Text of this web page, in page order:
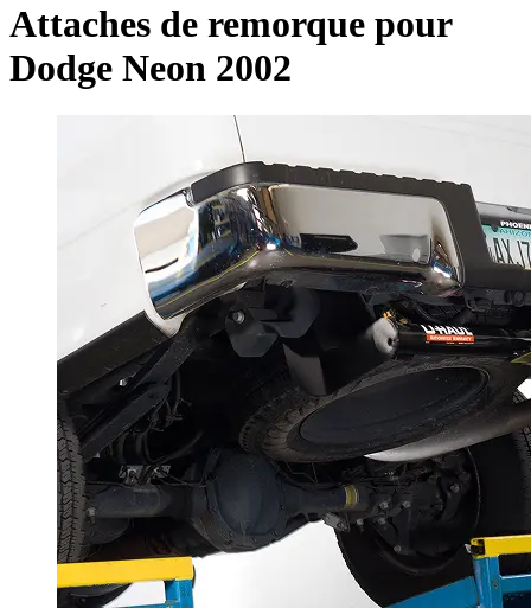
Attaches de remorque pour
Dodge Neon 2002